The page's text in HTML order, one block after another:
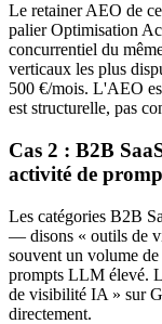
Le retainer AEO de
palier Optimisation
concurrentiel du
verticaux les plus
500 €/mois. L'AEO
est structurelle, pas
Cas 2 : B2B
activité de
Les catégories B2B
— disons « outils de
souvent un volume
prompts LLM élevé.
de visibilité IA » sur
directement.